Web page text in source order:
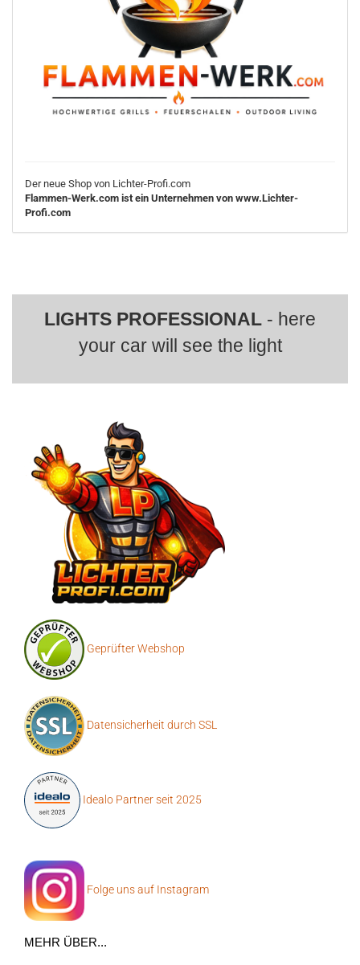
Der neue Shop von Lichter-Profi.com
Flammen-Werk.com ist ein Unternehmen von www.Lichter-
Profi.com
LIGHTS PROFESSIONAL - here
your car will see the light
Geprüfter Webshop
Datensicherheit durch SSL
Idealo Partner seit 2025
Folge uns auf Instagram
MEHR ÜBER...